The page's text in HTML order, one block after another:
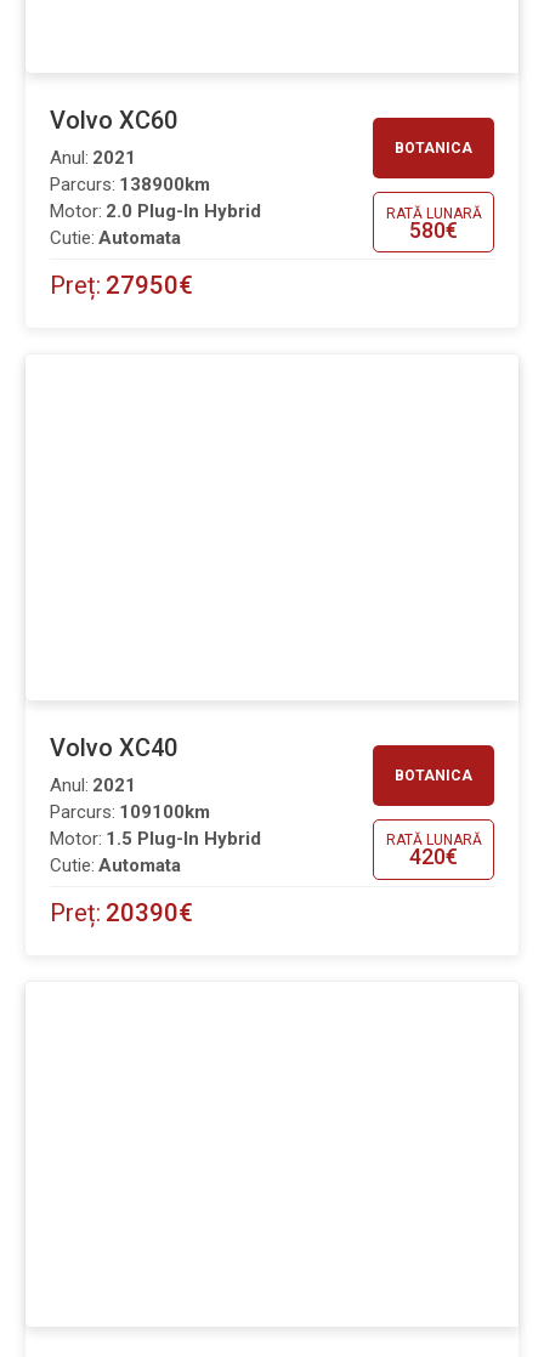
BOTANICA
RATĂ LUNARĂ
580€
Volvo XC60
Parcurs: 138900km
Anul: 2021
Motor: 2.0 Plug-In Hybrid
Cutie: Automata
Preț: 27950€
BOTANICA
RATĂ LUNARĂ
420€
Volvo XC40
Parcurs: 109100km
Anul: 2021
Motor: 1.5 Plug-In Hybrid
Cutie: Automata
Preț: 20390€